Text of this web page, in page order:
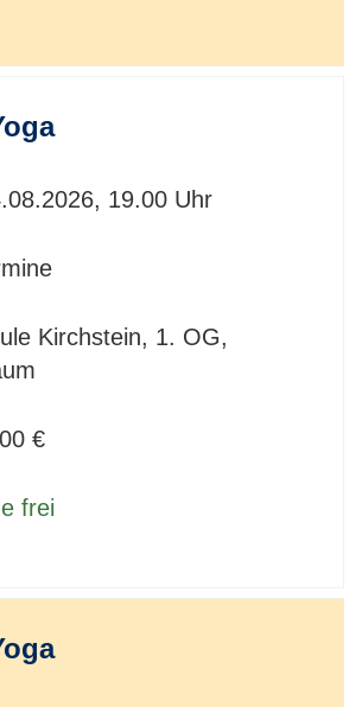
19.00 Uhr
Kirchstein, 1. OG,
€
frei